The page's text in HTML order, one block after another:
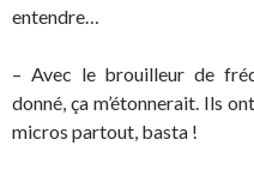
entendre…
– Avec le brouilleur de
donné, ça m’étonnerait. Ils
micros partout, basta !